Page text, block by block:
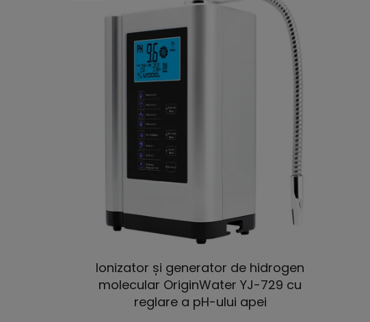
Ionizator și generator de hidrogen
molecular OriginWater YJ-729 cu
reglare a pH-ului apei